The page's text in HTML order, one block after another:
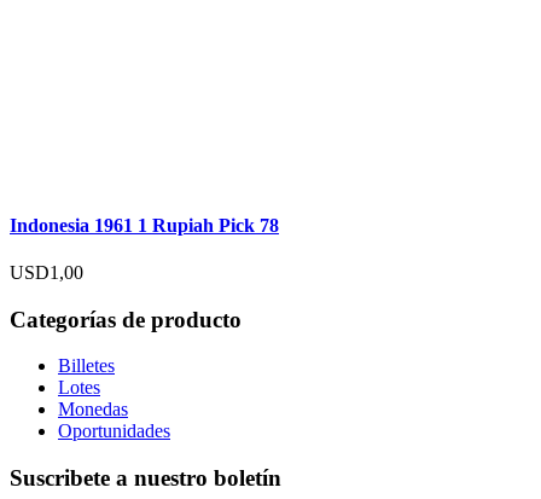
Indonesia 1961 1 Rupiah Pick 78
USD1,00
Categorías de producto
Billetes
Lotes
Monedas
Oportunidades
Suscribete a nuestro boletín